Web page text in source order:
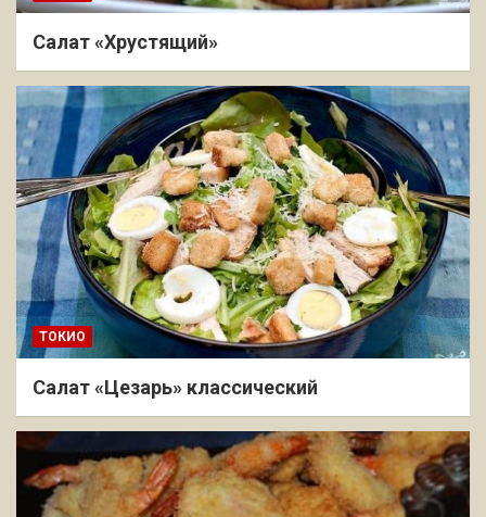
Салат «Хрустящий»
ТОКИО
Салат «Цезарь» классический